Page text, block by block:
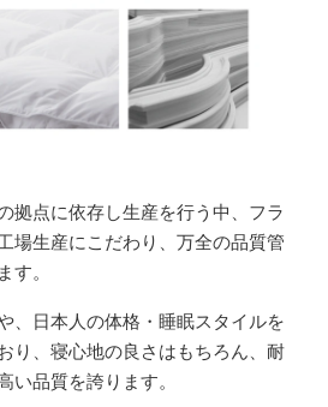
拠点に依存し生産を行う中、フラ
場生産にこだわり、万全の品質管
す。
、日本人の体格・睡眠スタイルを
り、寝心地の良さはもちろん、耐
い品質を誇ります。